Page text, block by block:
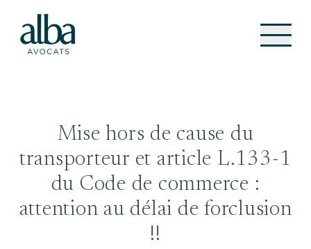
Mise hors de cause du
transporteur et article L.133-1
du Code de commerce :
attention au délai de forclusion
!!